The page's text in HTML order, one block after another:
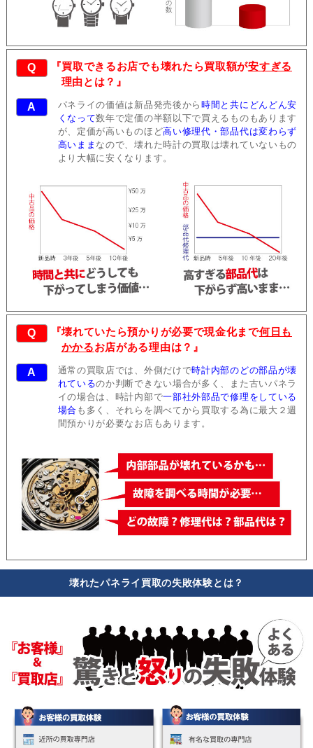
Q 『買取できるお店でも壊れたら買取額が安すぎる
理由とは？』
A パネライの価値は新品発売後から時間と共にどんどん安
くなって数年で定価の半額以下で買えるものもあります
が、定価が高いものほど高い修理代・部品代は変わらず
高いまま なので、壊れた時計の買取は壊れていないもの
より大幅に安くなります。
Q 『壊れていたら預かりが必要で現金化まで何日も
かかるお店がある理由は？』
A 通常の買取店では、外側だけで時計内部のどの部品が壊
れているのか判断できない場合が多く、また古いパネラ
イの場合は、時計内部で一部社外部品で修理をしている
場合 も多く、それらを調べてから買取する為に最大２週
間預かりが必要なお店もあります。
壊れたパネライ買取の失敗体験とは？